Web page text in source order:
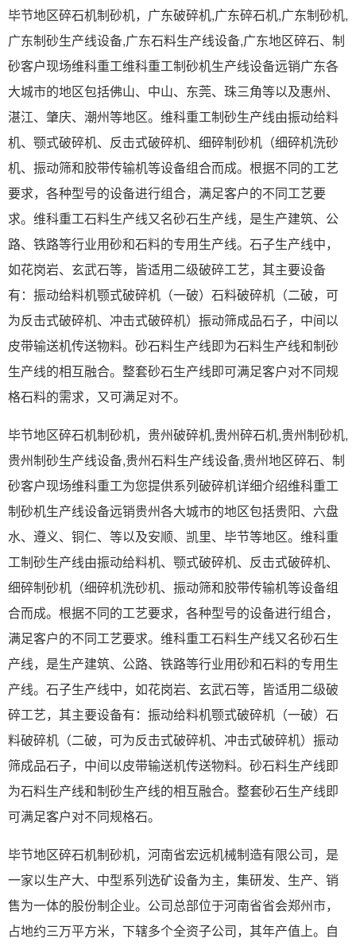
毕节地区碎石机制砂机，广东破碎机,广东碎石机,广东制砂机,
广东制砂生产线设备,广东石料生产线设备,广东地区碎石、制
砂客户现场维科重工维科重工制砂机生产线设备远销广东各
大城市的地区包括佛山、中山、东莞、珠三角等以及惠州、
湛江、肇庆、潮州等地区。维科重工制砂生产线由振动给料
机、颚式破碎机、反击式破碎机、细碎制砂机（细碎机洗砂
机、振动筛和胶带传输机等设备组合而成。根据不同的工艺
要求，各种型号的设备进行组合，满足客户的不同工艺要
求。维科重工石料生产线又名砂石生产线，是生产建筑、公
路、铁路等行业用砂和石料的专用生产线。石子生产线中，
如花岗岩、玄武石等，皆适用二级破碎工艺，其主要设备
有：振动给料机颚式破碎机（一破）石料破碎机（二破，可
为反击式破碎机、冲击式破碎机）振动筛成品石子，中间以
皮带输送机传送物料。砂石料生产线即为石料生产线和制砂
生产线的相互融合。整套砂石生产线即可满足客户对不同规
格石料的需求，又可满足对不。
毕节地区碎石机制砂机，贵州破碎机,贵州碎石机,贵州制砂机,
贵州制砂生产线设备,贵州石料生产线设备,贵州地区碎石、制
砂客户现场维科重工为您提供系列破碎机详细介绍维科重工
制砂机生产线设备远销贵州各大城市的地区包括贵阳、六盘
水、遵义、铜仁、等以及安顺、凯里、毕节等地区。维科重
工制砂生产线由振动给料机、颚式破碎机、反击式破碎机、
细碎制砂机（细碎机洗砂机、振动筛和胶带传输机等设备组
合而成。根据不同的工艺要求，各种型号的设备进行组合，
满足客户的不同工艺要求。维科重工石料生产线又名砂石生
产线，是生产建筑、公路、铁路等行业用砂和石料的专用生
产线。石子生产线中，如花岗岩、玄武石等，皆适用二级破
碎工艺，其主要设备有：振动给料机颚式破碎机（一破）石
料破碎机（二破，可为反击式破碎机、冲击式破碎机）振动
筛成品石子，中间以皮带输送机传送物料。砂石料生产线即
为石料生产线和制砂生产线的相互融合。整套砂石生产线即
可满足客户对不同规格石。
毕节地区碎石机制砂机，河南省宏远机械制造有限公司，是
一家以生产大、中型系列选矿设备为主，集研发、生产、销
售为一体的股份制企业。公司总部位于河南省省会郑州市，
占地约三万平方米，下辖多个全资子公司，其年产值上。自